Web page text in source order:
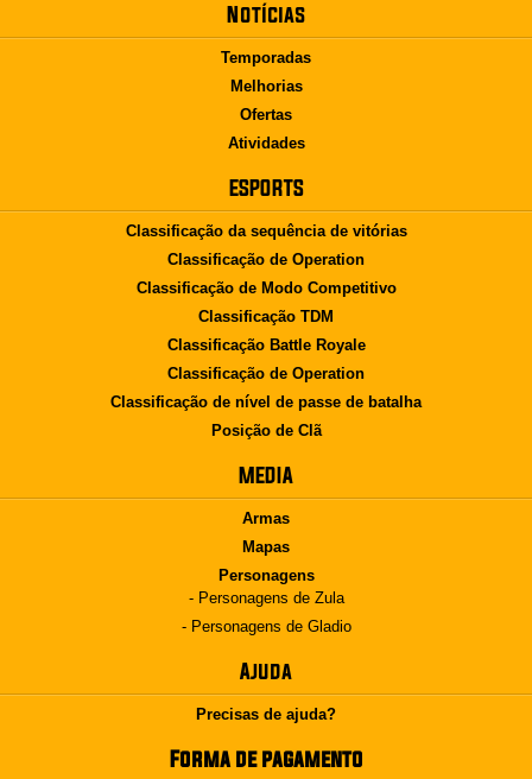
Notícias
Temporadas
Melhorias
Ofertas
Atividades
ESPORTS
Classificação da sequência de vitórias
Classificação de Operation
Classificação de Modo Competitivo
Classificação TDM
Classificação Battle Royale
Classificação de Operation
Classificação de nível de passe de batalha
Posição de Clã
MEDIA
Armas
Mapas
Personagens
- Personagens de Zula
- Personagens de Gladio
Ajuda
Precisas de ajuda?
Forma de pagamento